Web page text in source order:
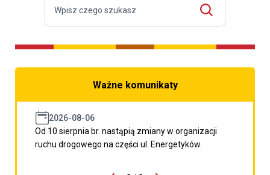
Ważne komunikaty
2026-08-06
Od 10 sierpnia br. nastąpią zmiany w organizacji
ruchu drogowego na części ul. Energetyków.
porzpedniego komunikatu